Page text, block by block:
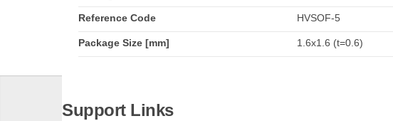
Reference Code HVSOF-5
Package Size [mm] 1.6x1.6 (t=0.6)
Support Links